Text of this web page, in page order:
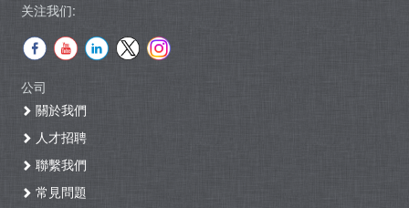
关注我们:
公司
關於我們
人才招聘
聯繫我們
常見問題